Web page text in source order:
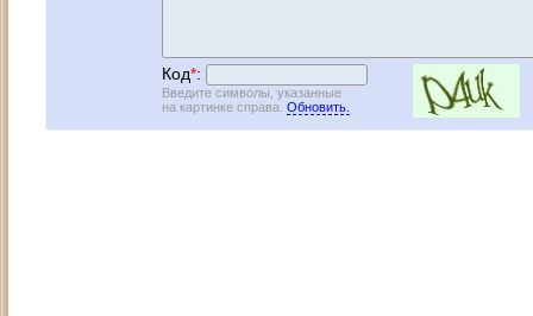
Код*:
Введите символы, указанные
на картинке справа. Обновить.